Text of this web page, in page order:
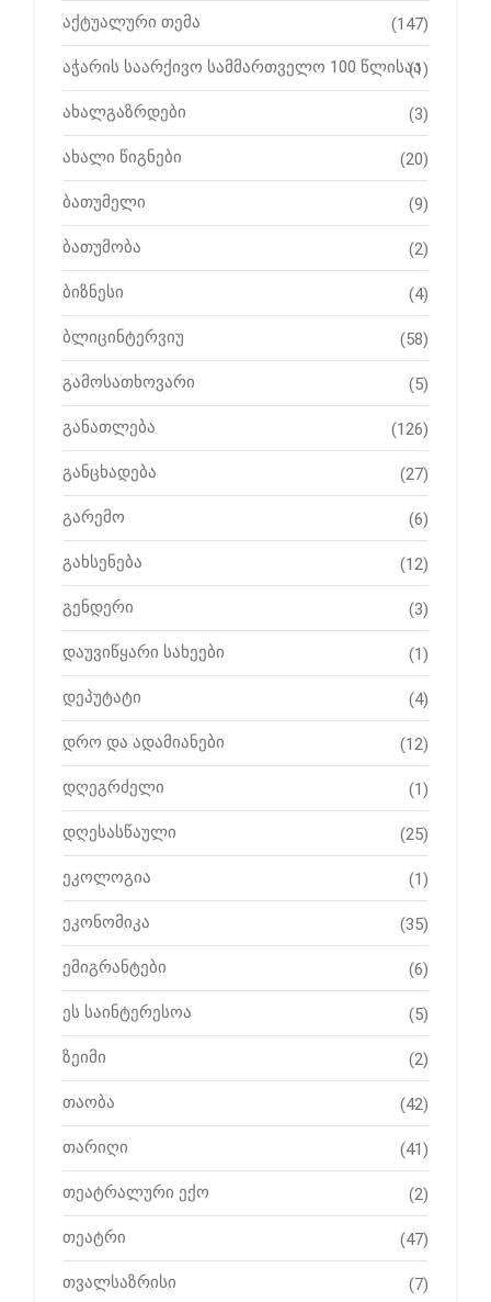
აქტუალური თემა (147)
აჭარის საარქივო სამმართველო 100 წლისაა
(1)
ახალგაზრდები (3)
ახალი წიგნები (20)
ბათუმელი (9)
ბათუმობა (2)
ბიზნესი (4)
ბლიცინტერვიუ (58)
გამოსათხოვარი (5)
განათლება (126)
განცხადება (27)
გარემო (6)
გახსენება (12)
გენდერი (3)
დაუვიწყარი სახეები (1)
დეპუტატი (4)
დრო და ადამიანები (12)
დღეგრძელი (1)
დღესასწაული (25)
ეკოლოგია (1)
ეკონომიკა (35)
ემიგრანტები (6)
ეს საინტერესოა (5)
ზეიმი (2)
თაობა (42)
თარიღი (41)
თეატრალური ექო (2)
თეატრი (47)
თვალსაზრისი (7)